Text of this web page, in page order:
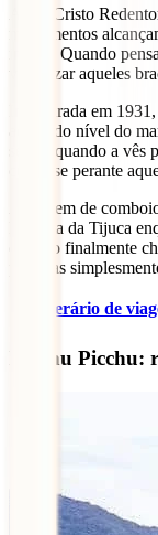
Ah, o Cristo
monumentos
inteira. Quando
visualizar aqueles
Inaugurada em
acima do nível do
sentes quando a
curvasse perante
A viagem de
Floresta da Tijuca
quando finalmente
palavras
Itinerário de
Machu Picchu: